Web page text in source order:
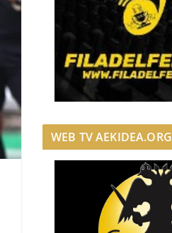
WEB TV AEKIDEA.ORG